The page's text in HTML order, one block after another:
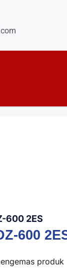
600 2ES
600
produk